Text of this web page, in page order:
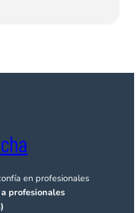
en profesionales
profesionales